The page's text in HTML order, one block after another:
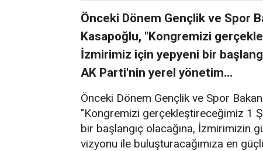
Önceki Dönem Gençlik ve Spor
Kasapoğlu, "Kongremizi
İzmirimiz için yepyeni bir
AK Parti'nin yerel yönetim...
Önceki Dönem Gençlik ve Spor
"Kongremizi gerçekleştireceğimiz 1
bir başlangıç olacağına, İzmirimizin
vizyonu ile buluşturacağımıza en